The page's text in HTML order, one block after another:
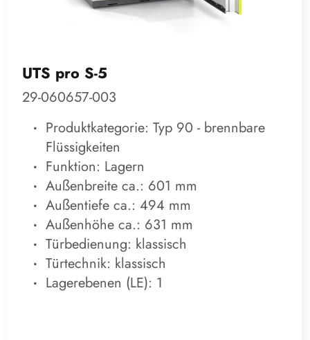
UTS pro S-5
29-060657-003
Produktkategorie: Typ 90 - brennbare
Flüssigkeiten
Funktion: Lagern
Außenbreite ca.: 601 mm
Außentiefe ca.: 494 mm
Außenhöhe ca.: 631 mm
Türbedienung: klassisch
Türtechnik: klassisch
Lagerebenen (LE): 1